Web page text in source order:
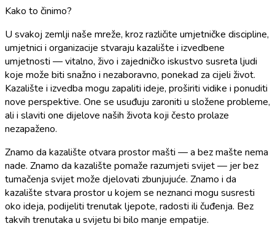
Kako to činimo?
U svakoj zemlji naše mreže, kroz različite umjetničke discipline,
umjetnici i organizacije stvaraju kazalište i izvedbene
umjetnosti — vitalno, živo i zajedničko iskustvo susreta ljudi
koje može biti snažno i nezaboravno, ponekad za cijeli život.
Kazalište i izvedba mogu zapaliti ideje, proširiti vidike i ponuditi
nove perspektive. One se usuđuju zaroniti u složene probleme,
ali i slaviti one dijelove naših života koji često prolaze
nezapaženo.
Znamo da kazalište otvara prostor mašti — a bez mašte nema
nade. Znamo da kazalište pomaže razumjeti svijet — jer bez
tumačenja svijet može djelovati zbunjujuće. Znamo i da
kazalište stvara prostor u kojem se neznanci mogu susresti
oko ideja, podijeliti trenutak ljepote, radosti ili čuđenja. Bez
takvih trenutaka u svijetu bi bilo manje empatije.